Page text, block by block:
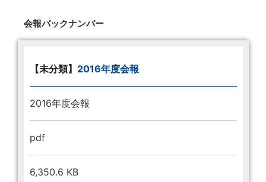
会報バックナンバー
【未分類】 2016年度会報
2016年度会報
pdf
6,350.6 KB